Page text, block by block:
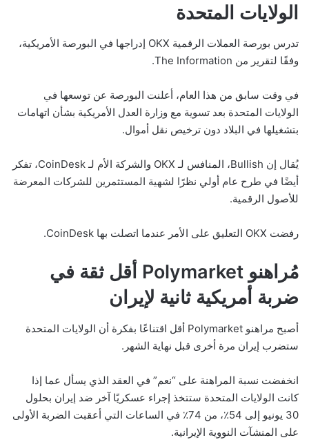
الولايات المتحدة
تدرس بورصة العملات الرقمية OKX إدراجها في البورصة الأمريكية،
وفقًا لتقرير من The Information.
في وقت سابق من هذا العام، أعلنت البورصة عن توسعها في
الولايات المتحدة بعد تسوية مع وزارة العدل الأمريكية بشأن اتهامات
بتشغيلها في البلاد دون ترخيص نقل أموال.
يُقال إن Bullish، المنافس لـ OKX والشركة الأم لـ CoinDesk، تفكر
أيضًا في طرح عام أولي نظرًا لشهية المستثمرين للشركات المعرضة
للأصول الرقمية.
رفضت OKX التعليق على الأمر عندما اتصلت بها CoinDesk.
مُراهنو Polymarket أقل ثقة في
ضربة أمريكية ثانية لإيران
أصبح مراهنو Polymarket أقل اقتناعًا بفكرة أن الولايات المتحدة
ستضرب إيران مرة أخرى قبل نهاية الشهر.
انخفضت نسبة المراهنة على “نعم” في العقد الذي يسأل عما إذا
كانت الولايات المتحدة ستتخذ إجراء عسكريًا آخر ضد إيران بحلول
30 يونيو إلى 54٪، من 74٪ في الساعات التي أعقبت الضربة الأولى
على المنشآت النووية الإيرانية.